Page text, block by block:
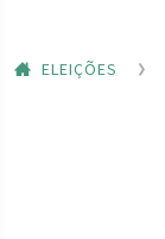
ELEIÇÕES